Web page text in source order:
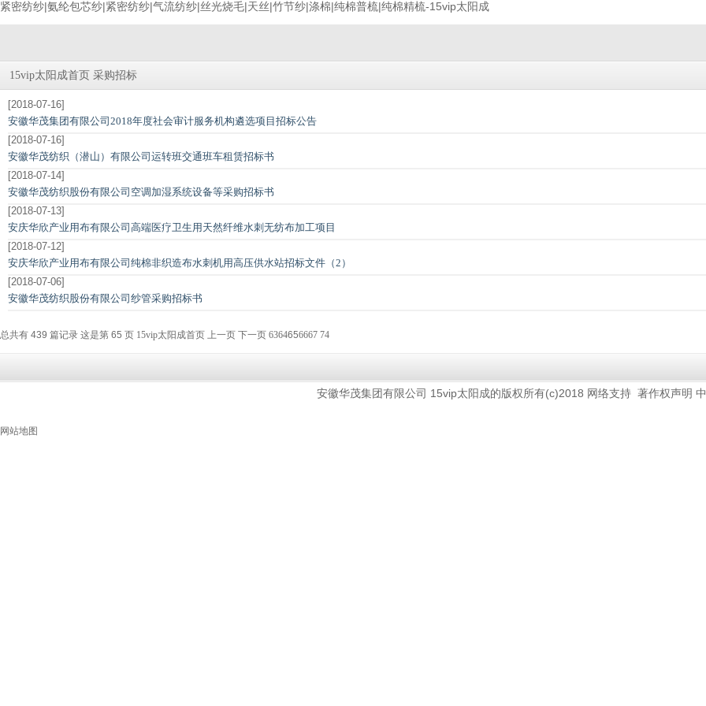
紧密纺纱|氨纶包芯纱|紧密纺纱|气流纺纱|丝光烧毛|天丝|竹节纱|涤棉|纯棉普梳|纯棉精梳-15vip太阳成
15vip太阳成首页 采购招标
[2018-07-16]
安徽华茂集团有限公司2018年度社会审计服务机构遴选项目招标公告
[2018-07-16]
安徽华茂纺织（潜山）有限公司运转班交通班车租赁招标书
[2018-07-14]
安徽华茂纺织股份有限公司空调加湿系统设备等采购招标书
[2018-07-13]
安庆华欣产业用布有限公司高端医疗卫生用天然纤维水刺无纺布加工项目
[2018-07-12]
安庆华欣产业用布有限公司纯棉非织造布水刺机用高压供水站招标文件（2）
[2018-07-06]
安徽华茂纺织股份有限公司纱管采购招标书
总共有 439 篇记录 这是第 65 页 15vip太阳成首页 上一页 下一页 6364656667 74
安徽华茂集团有限公司 15vip太阳成的版权所有(c)2018 网络支持 著作权声明
网站地图